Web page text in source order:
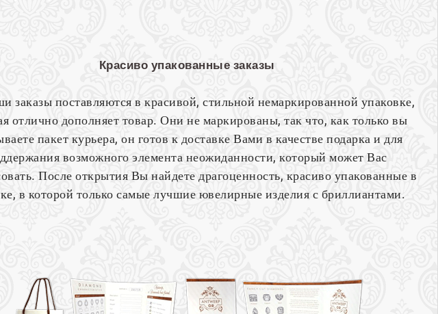
Красиво упакованные заказы
заказы поставляются в красивой, стильной немаркированной упаковке,
отлично дополняет товар. Они не маркированы, так что, как только вы
пакет курьера, он готов к доставке Вами в качестве подарка и для
возможного элемента неожиданности, который может Вас
После открытия Вы найдете драгоценность, красиво упакованные в
в которой только самые лучшие ювелирные изделия с бриллиантами.